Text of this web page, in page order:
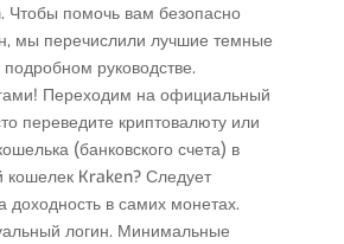
Чтобы помочь вам безопасно
мы перечислили лучшие темные
руководстве.
Переходим на официальный
переведите криптовалюту или
(банковского счета) в
кошелек Kraken? Следует
доходность в самих монетах.
логин. Минимальные